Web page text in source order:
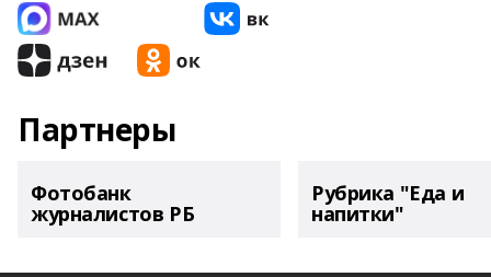
Партнеры
Фотобанк
журналистов РБ
Рубрика "Еда и
напитки"